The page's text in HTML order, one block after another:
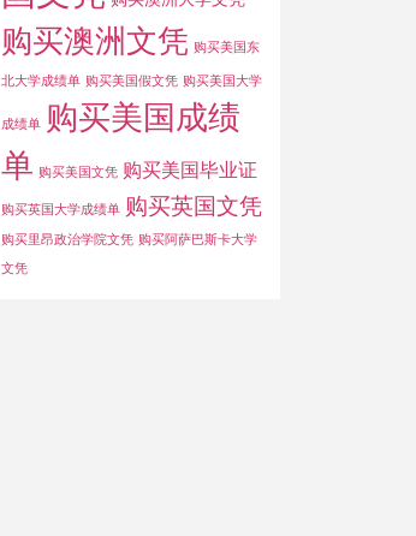
购买澳洲文凭 购买美国东
北大学成绩单 购买美国假文凭 购买美国大学
成绩单 购买美国成绩
单 购买美国文凭 购买美国毕业证
购买英国大学成绩单 购买英国文凭
购买里昂政治学院文凭 购买阿萨巴斯卡大学
文凭